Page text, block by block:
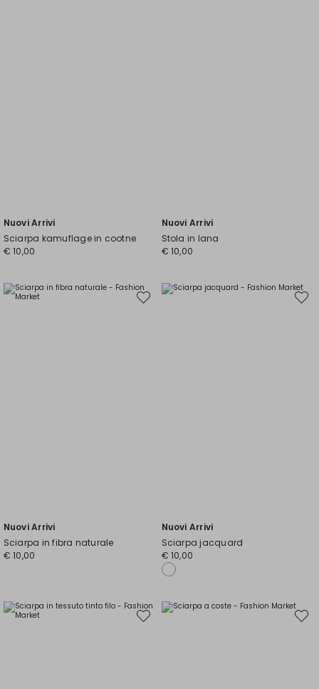
Nuovi Arrivi
Sciarpa kamuflage in cootne
€ 10,00
Nuovi Arrivi
Stola in lana
€ 10,00
Nuovi Arrivi
Sciarpa in fibra naturale
€ 10,00
Sposta
Nuovi Arrivi
Sciarpa jacquard
€ 10,00
Sposta